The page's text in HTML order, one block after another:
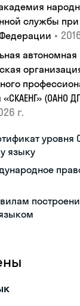
службы
•
автономная
(ОАНО
г.
уровня
языку